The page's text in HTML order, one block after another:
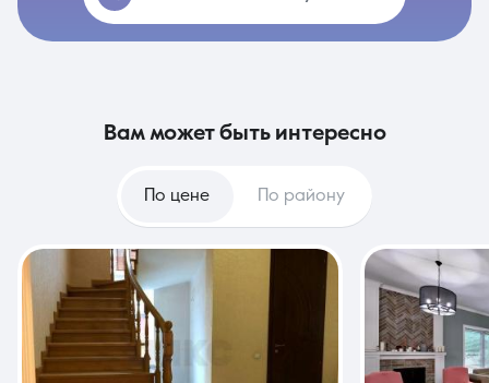
вам может быть интересно
По цене По району